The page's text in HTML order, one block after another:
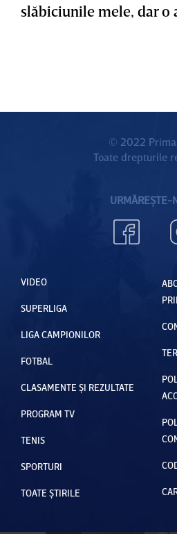
slăbiciunile mele, dar o
© 2022
Toate drepturile
URMĂREȘTE-
VIDEO
SUPERLIGA
LIGA CAMPIONILOR
FOTBAL
CLASAMENTE ȘI REZULTATE
PROGRAM TV
TENIS
SPORTURI
TOATE ȘTIRILE